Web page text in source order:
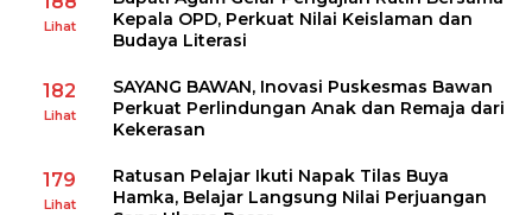
Lihat
Kepala OPD, Perkuat Nilai Keislaman dan
Budaya Literasi
182
Lihat
SAYANG BAWAN, Inovasi Puskesmas Bawan
Perkuat Perlindungan Anak dan Remaja dari
Kekerasan
179
Lihat
Ratusan Pelajar Ikuti Napak Tilas Buya
Hamka, Belajar Langsung Nilai Perjuangan